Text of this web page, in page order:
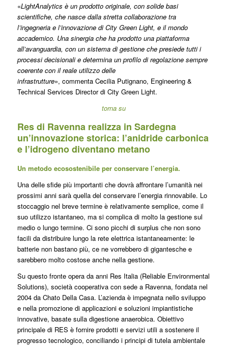
«LightAnalytics è un prodotto originale, con solide basi
scientifiche, che nasce dalla stretta collaborazione tra
l’ingegneria e l’innovazione di City Green Light, e il mondo
accademico. Una sinergia che ha prodotto una piattaforma
all’avanguardia, con un sistema di gestione che presiede tutti i
processi decisionali e determina un profilo di regolazione sempre
coerente con il reale utilizzo delle
infrastrutture», commenta Cecilia Putignano, Engineering &
Technical Services Director di City Green Light.
torna su
Resdi Ravenna realizza in Sardegna
un’innovazione storica: l’anidride carbonica
e l’idrogeno diventano metano
Un metodo ecosostenibile per conservare l’energia.
Una delle sfide più importanti che dovrà affrontare l’umanità nei
prossimi anni sarà quella del conservare l’energia rinnovabile. Lo
stoccaggio nel breve termine è relativamente semplice, come il
suo utilizzo istantaneo, ma si complica di molto la gestione sul
medio o lungo termine. Ci sono picchi di surplus che non sono
facili da distribuire lungo la rete elettrica istantaneamente: le
batterie non bastano più, ce ne vorrebbero di gigantesche e
sarebbero molto costose anche nella gestione.
Su questo fronte opera da anni Res Italia (Reliable Environmental
Solutions), società cooperativa con sede a Ravenna, fondata nel
2004 da Chato Della Casa. L’azienda è impegnata nello sviluppo
e nella promozione di applicazioni e soluzioni impiantistiche
innovative, basate sulla digestione anaerobica. Obiettivo
principale di RES è fornire prodotti e servizi utili a sostenere il
progresso tecnologico, conciliando i principi di tutela ambientale